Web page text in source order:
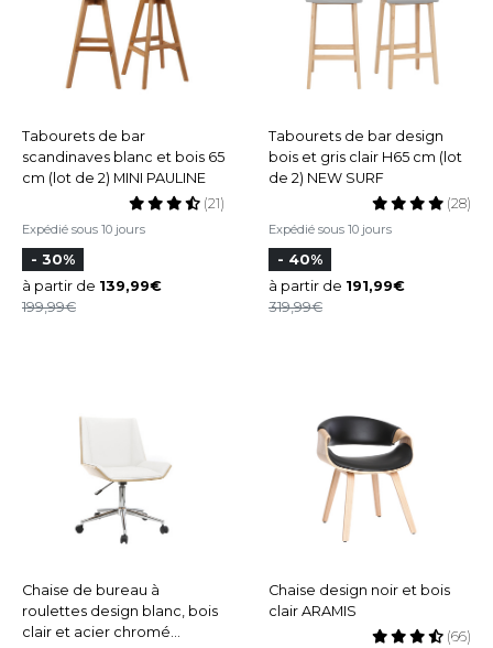
Tabourets de bar
scandinaves blanc et bois 65
cm (lot de 2) MINI PAULINE
Expédié sous 10 jours
(21)
- 30%
à partir de 139,99
199,99
Tabourets de bar design
bois et gris clair H65 cm (lot
de 2) NEW SURF
Expédié sous 10 jours
(28)
- 40%
à partir de 191,99
319,99
Chaise de bureau à
roulettes design blanc, bois
clair et acier chromé
Chaise design noir et bois
clair ARAMIS
(66)